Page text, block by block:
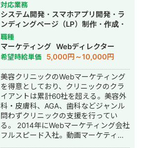
対応業務
システム開発・スマホアプリ開発・ラ
ンディングページ（LP）制作・作成・
Youtubeチャンネル運営代行・立ち上
げ・ECサイト構築・ネットショップ作
成代行・SEO対策・新規事業立上・
SNS運用代行・記事作成代行・ライテ
ィング・ホームページ制作・作成・バ
ナー制作・デザイン・ロゴデザイン・
作成・リスティング広告運用代行・オ
ウンドメディア制作・構築・運用代
行・動画制作・動画編集・営業代行
職種
マーケティング Webディレクター
希望時給単価 5,000円～10,000円
美容クリニックのWebマーケティング
を得意としており、クリニックのクラ
イアントは累計60社を超える。美容外
科・皮膚科、AGA、歯科などジャンル
問わずクリニックの支援を行ってい
る。 2014年にWebマーケティング会社
フルスピード入社。動画マーケティン